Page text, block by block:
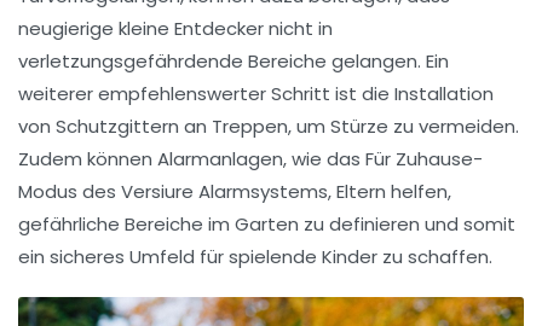
neugierige kleine Entdecker nicht in
verletzungsgefährdende Bereiche gelangen. Ein
weiterer empfehlenswerter Schritt ist die Installation
von Schutzgittern an Treppen, um Stürze zu vermeiden.
Zudem können Alarmanlagen, wie das Für Zuhause-
Modus des Versiure Alarmsystems, Eltern helfen,
gefährliche Bereiche im Garten zu definieren und somit
ein sicheres Umfeld für spielende Kinder zu schaffen.